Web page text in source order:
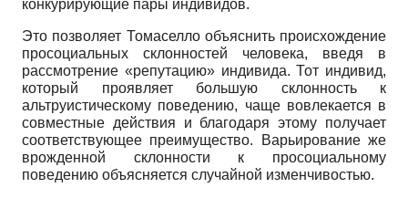
конкурирующие пары индивидов.
Это позволяет Томаселло объяснить происхождение
просоциальных склонностей человека, введя в
рассмотрение «репутацию» индивида. Тот индивид,
который проявляет большую склонность к
альтруистическому поведению, чаще вовлекается в
совместные действия и благодаря этому получает
соответствующее преимущество. Варьирование же
врожденной склонности к просоциальному
поведению объясняется случайной изменчивостью.